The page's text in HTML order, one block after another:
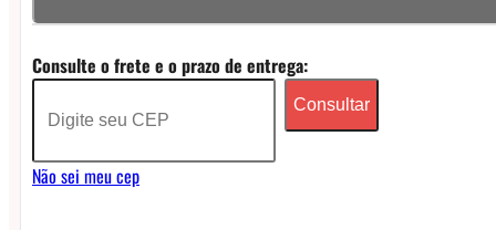
X18
Mod
Box
quantidade
Consulte o frete e o prazo de entrega:
Consultar
Não sei meu cep